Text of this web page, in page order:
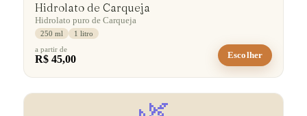
Hidrolato de Carqueja
Hidrolato puro de Carqueja
250 ml
1 litro
a partir de
R$ 45,00 Escolher